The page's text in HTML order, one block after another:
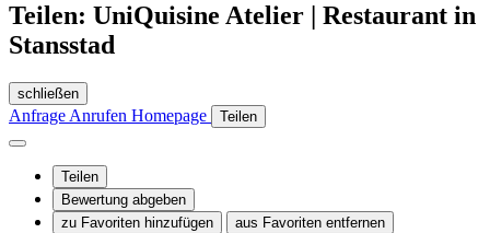
Teilen: UniQuisine Atelier | Restaurant in
Stansstad
schließen
Anfrage Anrufen Homepage Teilen
Teilen
Bewertung abgeben
zu Favoriten hinzufügen
aus Favoriten entfernen